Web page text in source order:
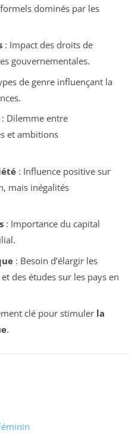
dominés par les
: Impact des droits de
gouvernementales.
de genre influençant la
: Dilemme entre
et ambitions
: Influence positive sur
mais inégalités
: Importance du capital
: Besoin d’élargir les
des études sur les pays en
clé pour stimuler la
.